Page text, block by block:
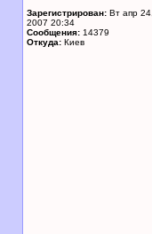
Зарегистрирован: Вт апр 24,
2007 20:34
Сообщения: 14379
Откуда: Киев